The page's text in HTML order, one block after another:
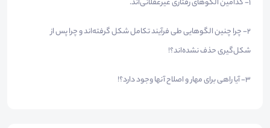
1- کدامین الگوهای رفتاری غیرعقلانی‌اند.
2- چرا چنین الگوهایی طی فرآیند تکامل شکل گرفته‌اند و چرا پس از
شکل‌گیری حذف نشده‌اند؟!
3- آیا راهی برای مهار و اصلاح آنها وجود دارد؟!